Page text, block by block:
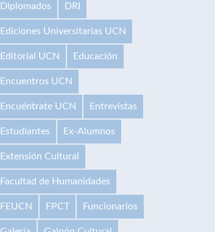
Diplomados DRI
Ediciones Universitarias UCN
Editorial UCN Educación
Encuentros UCN
Encuéntrate UCN Entrevistas
Estudiantes Ex-Alumnos
Extensión Cultural
Facultad de Humanidades
FEUCN FPCT Funcionarios